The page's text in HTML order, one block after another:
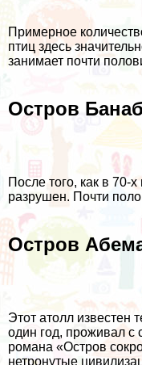
Примерное
птиц здесь
занимает почти
Остров
После того, как в 70-
разрушен. Почти
Остров
Этот атолл известен
один год, проживал с
романа «Остров
нетронутые